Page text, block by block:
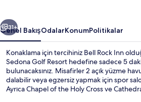
Sonraki
31+
Genel BakışOdalarKonumPolitikalar
Konaklama için tercihiniz Bell Rock Inn
Sedona Golf Resort hedefine sadece 5
bulunacaksınız. Misafirler 2 açık yüzme
dalabilir veya egzersiz yapmak için spor
Ayrıca Chapel of the Holy Cross ve